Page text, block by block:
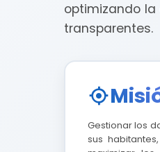
optimizando
transparentes.
Gestionar los
sus